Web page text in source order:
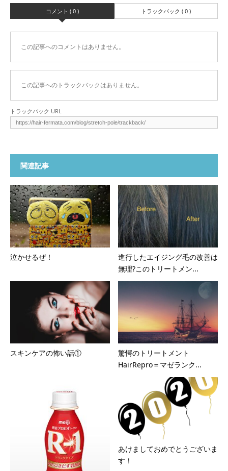
コメント ( 0 ) トラックバック ( 0 )
この記事へのコメントはありません。
この記事へのトラックバックはありません。
トラックバック URL
関連記事
泣かせるぜ！
進行したエイジング毛の改善は
無理?このトリートメン...
スキンケアの怖い話①
驚愕のトリートメント
HairRepro＝マゼランク...
あけましておめでとうございま
す！